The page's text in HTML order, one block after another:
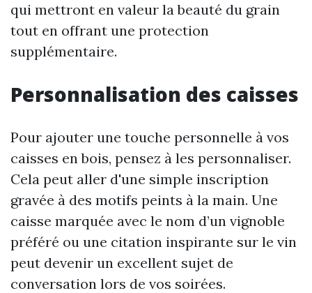
qui mettront en valeur la beauté du grain
tout en offrant une protection
supplémentaire.
Personnalisation des caisses
Pour ajouter une touche personnelle à vos
caisses en bois, pensez à les personnaliser.
Cela peut aller d'une simple inscription
gravée à des motifs peints à la main. Une
caisse marquée avec le nom d’un vignoble
préféré ou une citation inspirante sur le vin
peut devenir un excellent sujet de
conversation lors de vos soirées.